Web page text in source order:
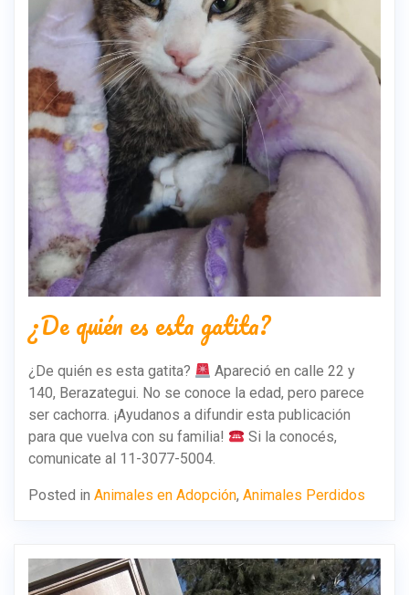
¿De quién es esta gatita?
¿De quién es esta gatita?
Apareció en calle 22 y
140, Berazategui. No se conoce la edad, pero parece
ser cachorra. ¡Ayudanos a difundir esta publicación
para que vuelva con su familia!
Si la conocés,
comunicate al 11-3077-5004.
Posted in Animales en Adopción, Animales Perdidos